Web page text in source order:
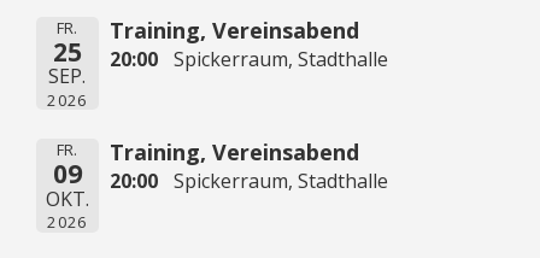
FR.
25
SEP.
2026
Training, Vereinsabend
20:00 Spickerraum, Stadthalle
FR.
09
OKT.
2026
Training, Vereinsabend
20:00 Spickerraum, Stadthalle